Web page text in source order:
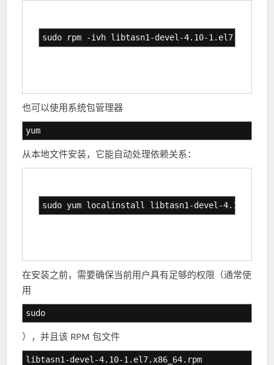
sudo rpm -ivh libtasn1-devel-4.10-
也可以使用系统包管理器
yum
从本地文件安装，它能自动处理依赖关系：
sudo yum localinstall libtasn1-devel-4.10-
在安装之前，需要确保当前用户具有足够的权限（通常使
用
sudo
），并且该 RPM 包文件
libtasn1-devel-4.10-1.el7.x86_64.rpm